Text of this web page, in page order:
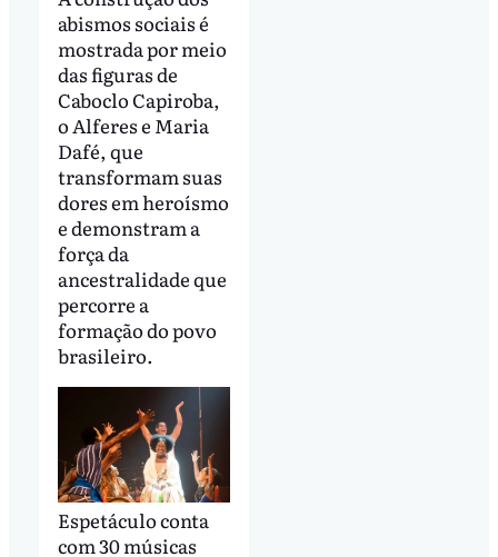
abismos sociais é
mostrada por meio
das figuras de
Caboclo Capiroba,
o Alferes e Maria
Dafé, que
transformam suas
dores em heroísmo
e demonstram a
força da
ancestralidade que
percorre a
formação do povo
brasileiro.
Espetáculo conta
com 30 músicas